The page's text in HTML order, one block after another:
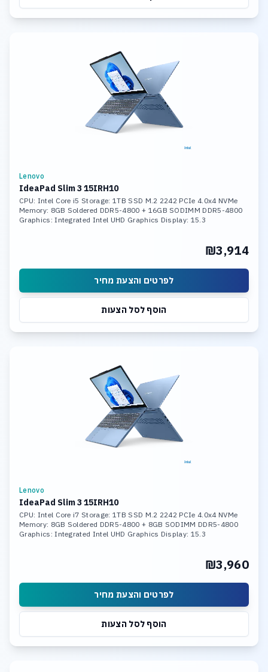
Lenovo
IdeaPad Slim 3 15IRH10
CPU: Intel Core i5 Storage: 1TB SSD M.2 2242 PCIe 4.0x4 NVMe
Memory: 8GB Soldered DDR5-4800 + 16GB SODIMM DDR5-4800
Graphics: Integrated Intel UHD Graphics Display: 15.3
₪3,914
לפרטים והצעת מחיר
הוסף לסל הצעות
Lenovo
IdeaPad Slim 3 15IRH10
CPU: Intel Core i7 Storage: 1TB SSD M.2 2242 PCIe 4.0x4 NVMe
Memory: 8GB Soldered DDR5-4800 + 8GB SODIMM DDR5-4800
Graphics: Integrated Intel UHD Graphics Display: 15.3
₪3,960
לפרטים והצעת מחיר
הוסף לסל הצעות